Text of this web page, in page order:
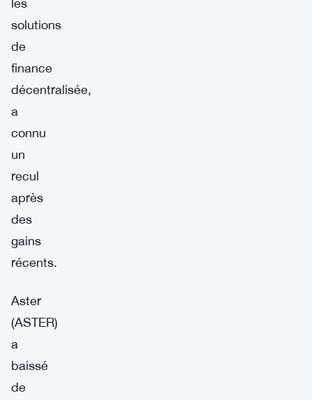
les
solutions
de
finance
décentralisée,
a
connu
un
recul
après
des
gains
récents.
Aster
(ASTER)
a
baissé
de